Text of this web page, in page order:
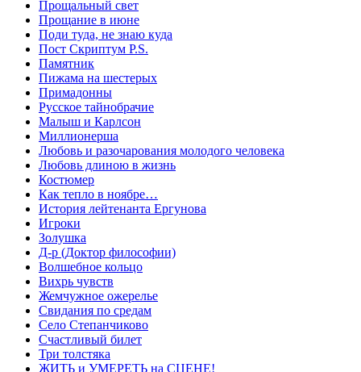
Прощальный свет
Прощание в июне
Поди туда, не знаю куда
Пост Скриптум P.S.
Памятник
Пижама на шестерых
Примадонны
Русское тайнобрачие
Малыш и Карлсон
Миллионерша
Любовь и разочарования молодого человека
Любовь длиною в жизнь
Костюмер
Как тепло в ноябре…
История лейтенанта Ергунова
Игроки
Золушка
Д-р (Доктор философии)
Волшебное кольцо
Вихрь чувств
Жемчужное ожерелье
Свидания по средам
Село Степанчиково
Счастливый билет
Три толстяка
ЖИТЬ и УМЕРЕТЬ на СЦЕНЕ!